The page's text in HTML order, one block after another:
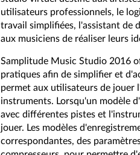
utilisateurs professionnels, le
travail simplifiées, l'assistant de
aux musiciens de réaliser leurs
Samplitude Music Studio 2016
pratiques afin de simplifier et
permet aux utilisateurs de
instruments. Lorsqu'un modèle
avec différentes pistes et
jouer. Les modèles
correspondantes, des